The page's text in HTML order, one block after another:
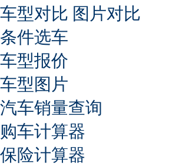
车型对比 图片对比
条件选车
车型报价
车型图片
汽车销量查询
购车计算器
保险计算器